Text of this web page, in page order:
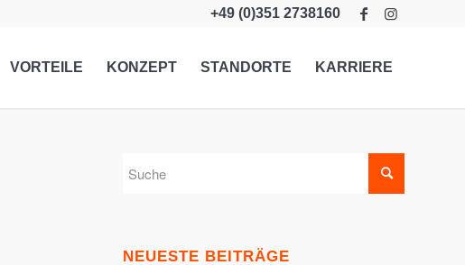
+49 (0)351 2738160
VORTEILE KONZEPT STANDORTE KARRIERE
NEUESTE BEITRÄGE